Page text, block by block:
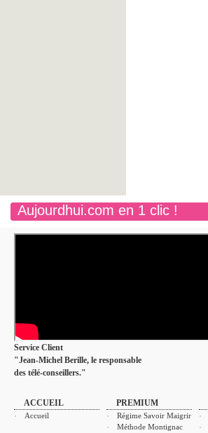
Aujourdhui.com en 1 clic !
Service Client
"Jean-Michel Berille, le responsable
des télé-conseillers."
ACCUEIL
Accueil
PREMIUM
Régime Savoir Maigrir
Méthode Montignac